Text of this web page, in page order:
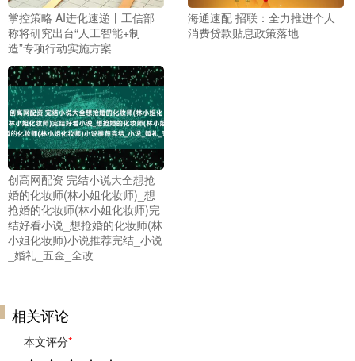
掌控策略 AI进化速递丨工信部
称将研究出台“人工智能+制
造”专项行动实施方案
海通速配 招联：全力推进个人
消费贷款贴息政策落地
创高网配资 完结小说大全想抢
婚的化妆师(林小姐化妆师)_想
抢婚的化妆师(林小姐化妆师)完
结好看小说_想抢婚的化妆师(林
小姐化妆师)小说推荐完结_小说
_婚礼_五金_全改
相关评论
本文评分*